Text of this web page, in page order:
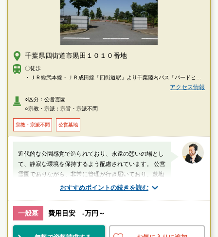
千葉県四街道市黒田１０１０番地
〇徒歩
・ＪＲ総武本線・ＪＲ成田線「四街道駅」より千葉陸内バス「バードヒル
アクセス情報
○区分：公営霊園
○宗教・宗派：宗旨・宗派不問
宗教・宗派不問 公営墓地
おすすめポイントの続きを読む
近代的な公園感覚で造られており、永遠の憩いの場とし
て、静寂な環境を保持するよう配慮されています。 公営
霊園でありながら、非常に管理が行き届いており、敷地
内に噴水や広場など設備も充実しています。
山口（業界歴20年以上）
千葉県 四街道市 物井駅
一般墓 費用目安 -万円～